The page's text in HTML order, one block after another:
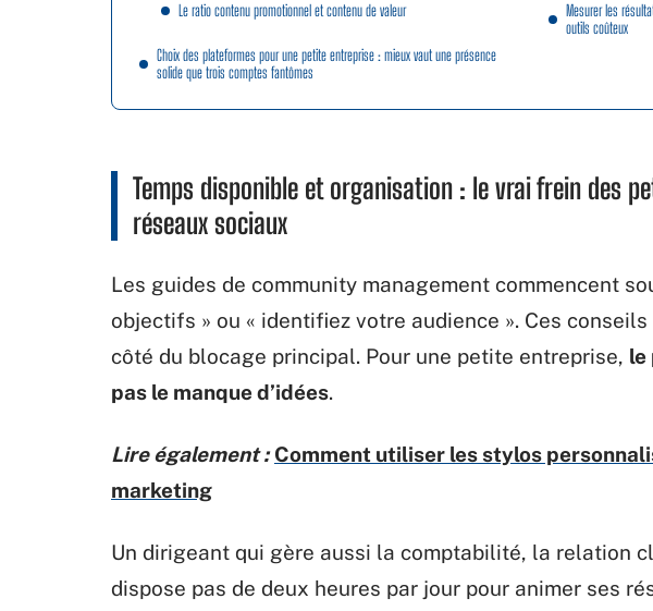
Le ratio contenu promotionnel et contenu de valeur
Choix des plateformes pour une petite entreprise : mieux vaut une présence
solide que trois comptes fantômes
Mesurer les
outils coûteux
Temps disponible et organisation : le vrai frein des
réseaux sociaux
Les guides de community management commencent
objectifs » ou « identifiez votre audience ». Ces
côté du blocage principal. Pour une petite entreprise, le
pas le manque d’idées.
Lire également : Comment utiliser les stylos
marketing
Un dirigeant qui gère aussi la comptabilité, la relation
dispose pas de deux heures par jour pour animer ses